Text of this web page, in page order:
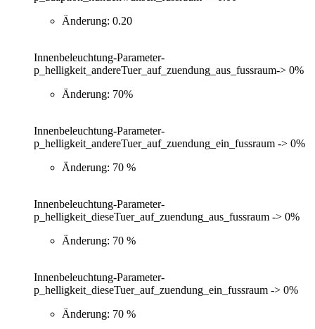
Änderung: 0.20
Innenbeleuchtung-Parameter-
p_helligkeit_andereTuer_auf_zuendung_aus_fussraum-> 0%
Änderung: 70%
Innenbeleuchtung-Parameter-
p_helligkeit_andereTuer_auf_zuendung_ein_fussraum -> 0%
Änderung: 70 %
Innenbeleuchtung-Parameter-
p_helligkeit_dieseTuer_auf_zuendung_aus_fussraum -> 0%
Änderung: 70 %
Innenbeleuchtung-Parameter-
p_helligkeit_dieseTuer_auf_zuendung_ein_fussraum -> 0%
Änderung: 70 %